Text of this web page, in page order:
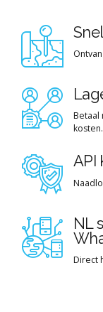
Betaal
kosten.
API
NL
Direct